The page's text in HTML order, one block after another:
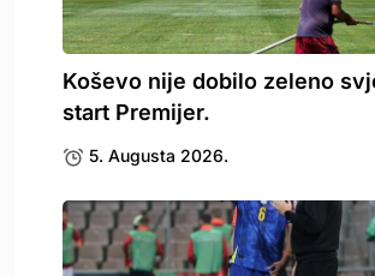
Koševo nije dobilo zeleno
start Premijer.
5. Augusta 2026.